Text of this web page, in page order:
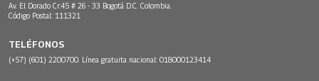
Av. El Dorado Cr.45 # 26 - 33 Bogotá D.C. Colombia.
Código Postal: 111321
TELÉFONOS
(+57) (601) 2200700. Línea gratuita nacional: 018000123414